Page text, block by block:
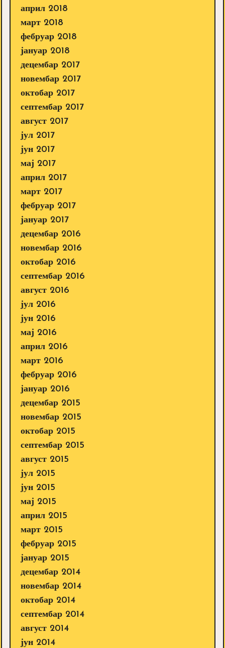
април 2018
март 2018
фебруар 2018
јануар 2018
децембар 2017
новембар 2017
октобар 2017
септембар 2017
август 2017
јул 2017
јун 2017
мај 2017
април 2017
март 2017
фебруар 2017
јануар 2017
децембар 2016
новембар 2016
октобар 2016
септембар 2016
август 2016
јул 2016
јун 2016
мај 2016
април 2016
март 2016
фебруар 2016
јануар 2016
децембар 2015
новембар 2015
октобар 2015
септембар 2015
август 2015
јул 2015
јун 2015
мај 2015
април 2015
март 2015
фебруар 2015
јануар 2015
децембар 2014
новембар 2014
октобар 2014
септембар 2014
август 2014
јун 2014